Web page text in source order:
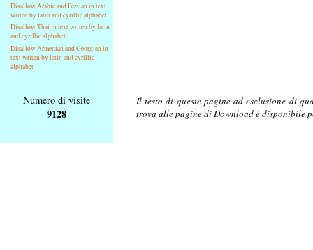
Disallow Arabic and Persian in text
writen by latin and cyrillic alphabet
Disallow Thai in text writen by latin
and cyrillic alphabet
Disallow Armenian and Georgian in
text writen by latin and cyrillic
alphabet
Numero di visite
9128
Il testo di queste pagine ad esclusione di
trova alle pagine di Download è disponibile